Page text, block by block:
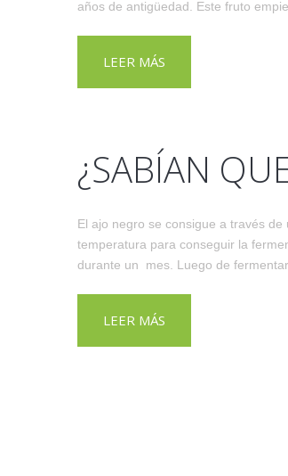
años de antigüedad. Este fruto
LEER MÁS
¿SABÍAN
El ajo negro se consigue a través
temperatura para conseguir la
durante un mes. Luego de
LEER MÁS